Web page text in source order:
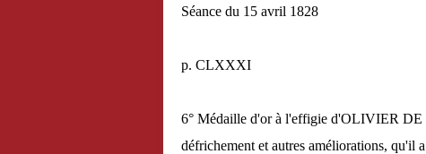
Séance du 15 avril 1828
p. CLXXXI
6° Médaille d'or à l'effigie d'OLIVIER
défrichement et autres améliorations, qu'il